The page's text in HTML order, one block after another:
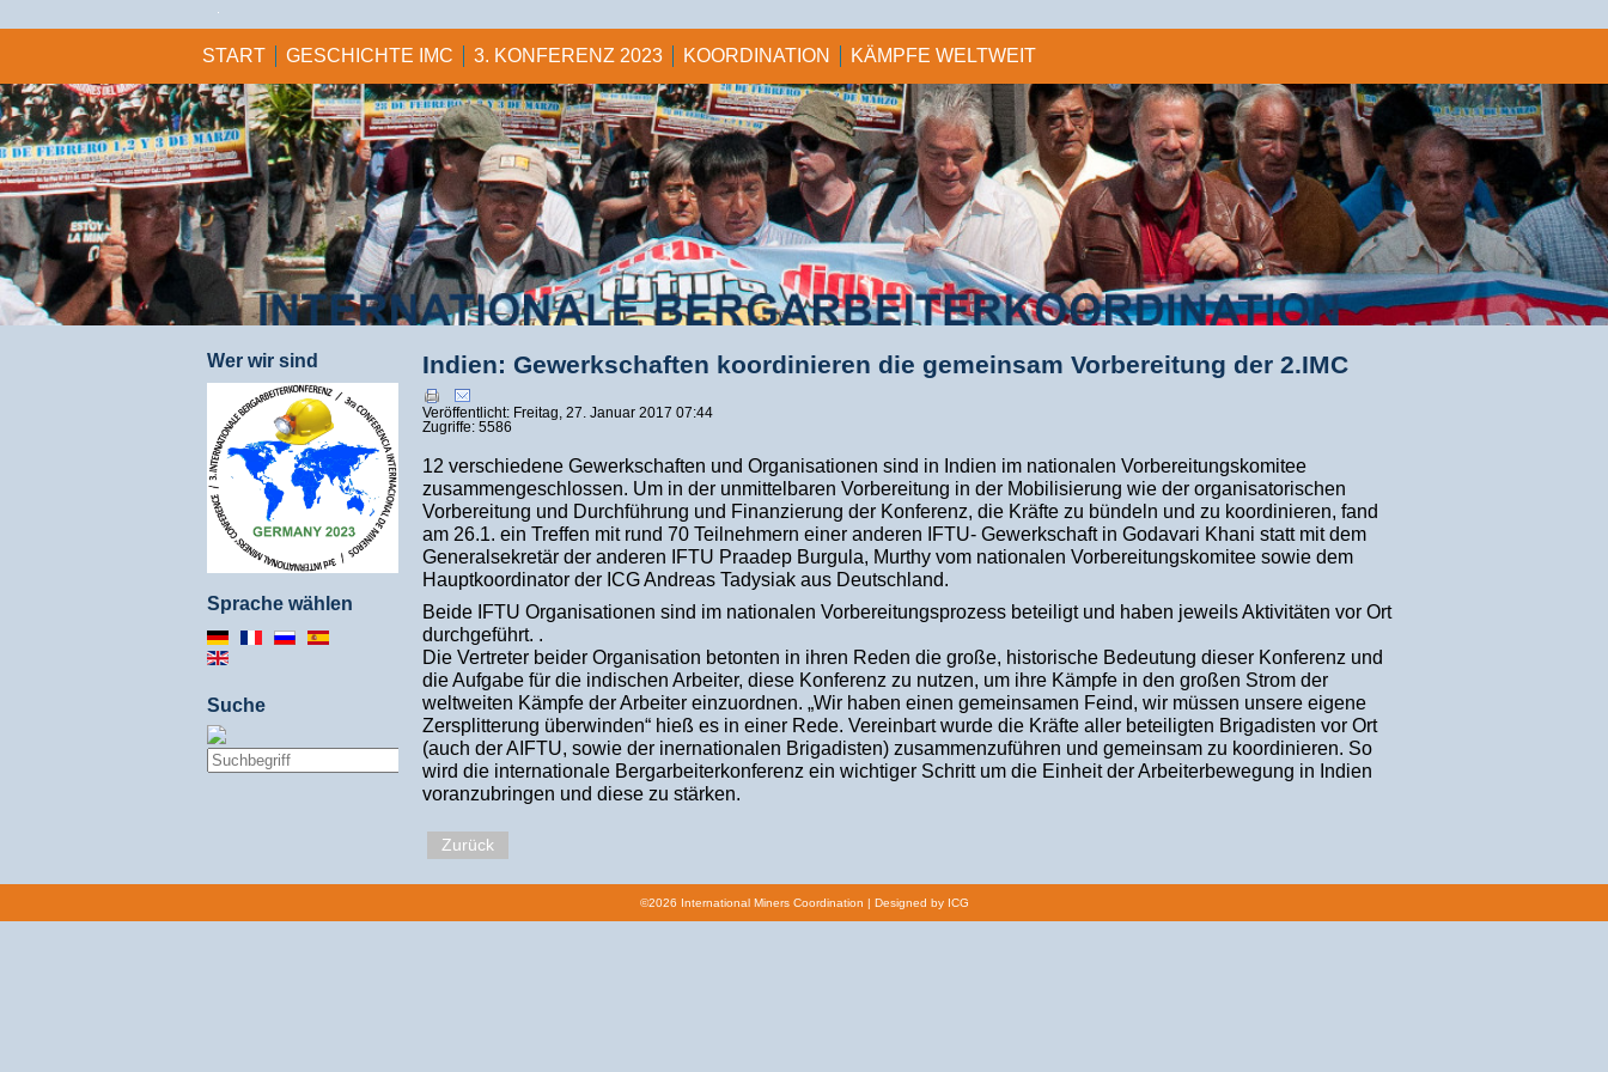
START GESCHICHTE IMC 3. KONFERENZ 2023 KOORDINATION KÄMPFE WELTWEIT
Wer wir sind
Sprache wählen
Suche
Indien: Gewerkschaften koordinieren die gemeinsam Vorbereitung der 2.IMC
Veröffentlicht: Freitag, 27. Januar 2017 07:44
Zugriffe: 5586
12 verschiedene Gewerkschaften und Organisationen sind in Indien im nationalen Vorbereitungskomitee
zusammengeschlossen. Um in der unmittelbaren Vorbereitung in der Mobilisierung wie der organisatorischen
Vorbereitung und Durchführung und Finanzierung der Konferenz, die Kräfte zu bündeln und zu koordinieren, fand
am 26.1. ein Treffen mit rund 70 Teilnehmern einer anderen IFTU- Gewerkschaft in Godavari Khani statt mit dem
Generalsekretär der anderen IFTU Praadep Burgula, Murthy vom nationalen Vorbereitungskomitee sowie dem
Hauptkoordinator der ICG Andreas Tadysiak aus Deutschland.
Beide IFTU Organisationen sind im nationalen Vorbereitungsprozess beteiligt und haben jeweils Aktivitäten vor Ort
durchgeführt. .
Die Vertreter beider Organisation betonten in ihren Reden die große, historische Bedeutung dieser Konferenz und
die Aufgabe für die indischen Arbeiter, diese Konferenz zu nutzen, um ihre Kämpfe in den großen Strom der
weltweiten Kämpfe der Arbeiter einzuordnen. „Wir haben einen gemeinsamen Feind, wir müssen unsere eigene
Zersplitterung überwinden“ hieß es in einer Rede. Vereinbart wurde die Kräfte aller beteiligten Brigadisten vor Ort
(auch der AIFTU, sowie der inernationalen Brigadisten) zusammenzuführen und gemeinsam zu koordinieren. So
wird die internationale Bergarbeiterkonferenz ein wichtiger Schritt um die Einheit der Arbeiterbewegung in Indien
voranzubringen und diese zu stärken.
Zurück
©2026 International Miners Coordination | Designed by ICG